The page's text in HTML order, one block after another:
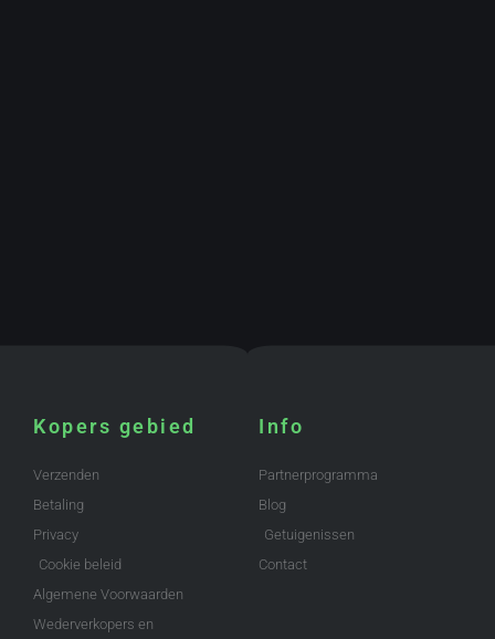
Kopers gebied
Verzenden
Betaling
Privacy
Cookie beleid
Algemene Voorwaarden
Wederverkopers en
Info
Partnerprogramma
Blog
Getuigenissen
Contact